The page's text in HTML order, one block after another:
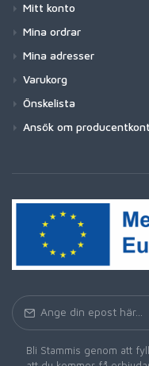
Mitt konto
Mina ordrar
Mina adresser
Varukorg
Önskelista
Ansök om
Bli Stammis genom att